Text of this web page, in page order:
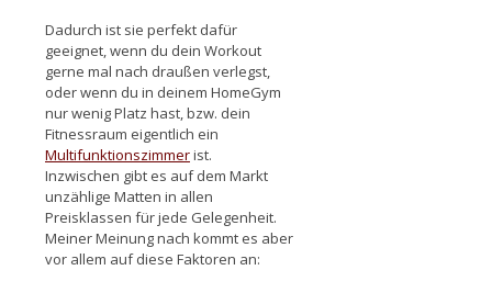
Dadurch ist sie perfekt dafür
geeignet, wenn du dein Workout
gerne mal nach draußen verlegst,
oder wenn du in deinem HomeGym
nur wenig Platz hast, bzw. dein
Fitnessraum eigentlich ein
Multifunktionszimmerist.
Inzwischen gibt es auf dem Markt
unzählige Matten in allen
Preisklassen für jede Gelegenheit.
Meiner Meinung nach kommt es aber
vor allem auf diese Faktoren an: